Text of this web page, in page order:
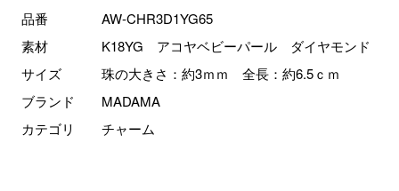
品番
AW-CHR3D1YG65
素材
K18YG アコヤベビーパール ダイヤモンド
サイズ
珠の大きさ：約3ｍｍ 全長：約6.5ｃｍ
ブランド
MADAMA
カテゴリ
チャーム